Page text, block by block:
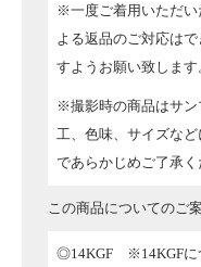
※一度ご着用いただい
よる返品のご対応はで
すようお願い致します
※撮影時の商品はサン
工、色味、サイズな
であらかじめご了承く
この商品についてのご
◎14KGF ※14KGFに